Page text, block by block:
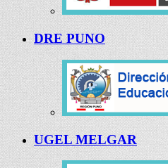
DRE PUNO
UGEL MELGAR